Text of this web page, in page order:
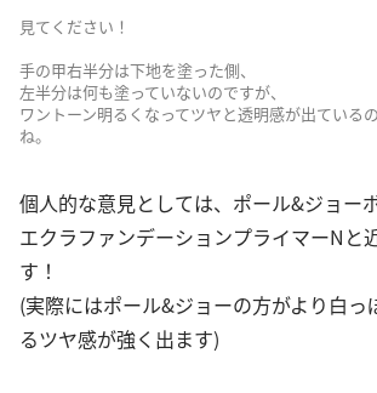
見てください！
手の甲右半分は下地を塗った側、
左半分は何も塗っていないのですが、
ワントーン明るくなってツヤと透明感が出ている
ね。
個人的な意見としては、ポール&ジョー
エクラファンデーションプライマーNと
す！
(実際にはポール&ジョーの方がより白っ
るツヤ感が強く出ます)